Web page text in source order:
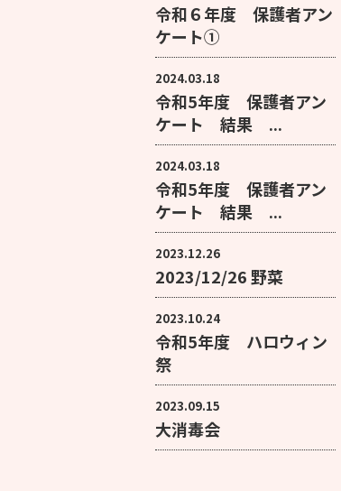
令和６年度 保護者アン
ケート①
2024.03.18
令和5年度 保護者アン
ケート 結果 ...
2024.03.18
令和5年度 保護者アン
ケート 結果 ...
2023.12.26
2023/12/26 野菜
2023.10.24
令和5年度 ハロウィン
祭
2023.09.15
大消毒会